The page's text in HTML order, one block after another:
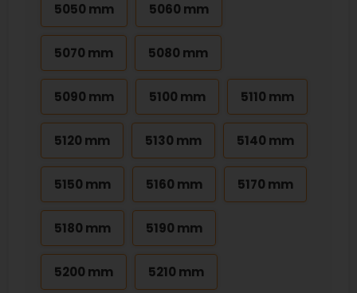
5050 mm 5060 mm
5070 mm 5080 mm
5090 mm 5100 mm 5110 mm
5120 mm 5130 mm 5140 mm
5150 mm 5160 mm 5170 mm
5180 mm 5190 mm
5200 mm 5210 mm